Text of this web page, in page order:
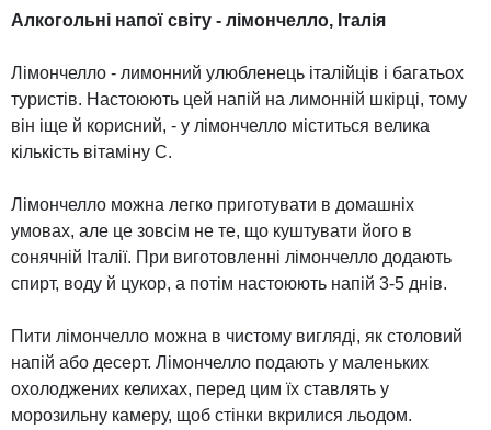
Алкогольні напої світу - лімончелло, Італія
Лімончелло - лимонний улюбленець італійців і багатьох
туристів. Настоюють цей напій на лимонній шкірці, тому
він іще й корисний, - у лімончелло міститься велика
кількість вітаміну С.
Лімончелло можна легко приготувати в домашніх
умовах, але це зовсім не те, що куштувати його в
сонячній Італії. При виготовленні лімончелло додають
спирт, воду й цукор, а потім настоюють напій 3-5 днів.
Пити лімончелло можна в чистому вигляді, як столовий
напій або десерт. Лімончелло подають у маленьких
охолоджених келихах, перед цим їх ставлять у
морозильну камеру, щоб стінки вкрилися льодом.